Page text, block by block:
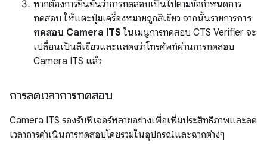
หากต้องการยืนยันว่าการทดสอบเป็นไปตามข้อกำหนดการ
ทดสอบ ให้แตะปุ่มเครื่องหมายถูกสีเขียว จากนั้นรายการการ
ทดสอบ Camera ITS ในเมนูการทดสอบ CTS Verifier จะ
เปลี่ยนเป็นสีเขียวและแสดงว่าโทรศัพท์ผ่านการทดสอบ
Camera ITS แล้ว
การลดเวลาการทดสอบ
Camera ITS รองรับฟีเจอร์หลายอย่างเพื่อเพิ่มประสิทธิภาพและลด
เวลาการดำเนินการทดสอบโดยรวมในอุปกรณ์และฉากต่างๆ